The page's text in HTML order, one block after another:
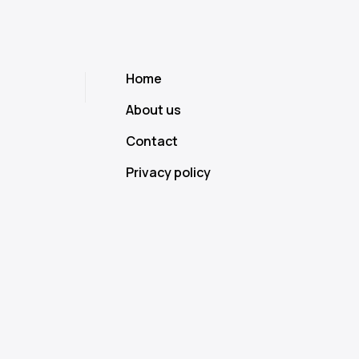
Home
About us
Contact
Privacy policy